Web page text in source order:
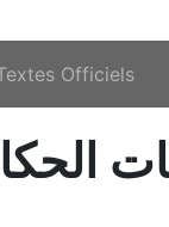
Officiels